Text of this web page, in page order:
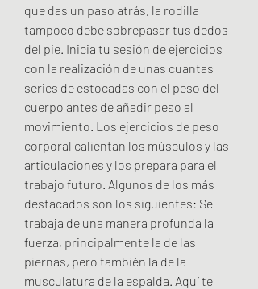
que das un paso atrás, la rodilla
tampoco debe sobrepasar tus dedos
del pie. Inicia tu sesión de ejercicios
con la realización de unas cuantas
series de estocadas con el peso del
cuerpo antes de añadir peso al
movimiento. Los ejercicios de peso
corporal calientan los músculos y las
articulaciones y los prepara para el
trabajo futuro. Algunos de los más
destacados son los siguientes: Se
trabaja de una manera profunda la
fuerza, principalmente la de las
piernas, pero también la de la
musculatura de la espalda. Aquí te